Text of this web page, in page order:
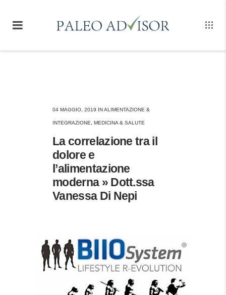
04 MAGGIO, 2019 INALIMENTAZIONE &
INTEGRAZIONE MEDICINA & SALUTE
La correlazione tra il
dolore e
l’alimentazione
moderna » Dott.ssa
Vanessa Di Nepi